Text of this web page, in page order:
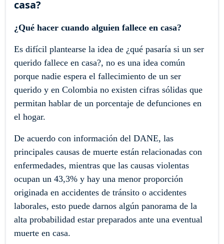
casa?
¿Qué hacer cuando alguien fallece en casa?
Es difícil plantearse la idea de ¿qué pasaría si un ser
querido fallece en casa?, no es una idea común
porque nadie espera el fallecimiento de un ser
querido y en Colombia no existen cifras sólidas que
permitan hablar de un porcentaje de defunciones en
el hogar.
De acuerdo con información del DANE, las
principales causas de muerte están relacionadas con
enfermedades, mientras que las causas violentas
ocupan un 43,3% y hay una menor proporción
originada en accidentes de tránsito o accidentes
laborales, esto puede darnos algún panorama de la
alta probabilidad estar preparados ante una eventual
muerte en casa.